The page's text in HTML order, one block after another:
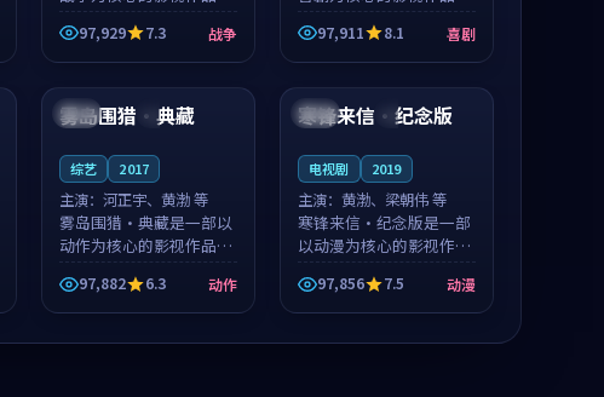
围绕危机、反转与人物成
长展开，整体节奏紧凑，
值得推荐观看。
97,929 7.3 战争
围绕危机、反转与人物成
长展开，整体节奏紧凑，
值得推荐观看。
97,911 8.1 喜剧
韩国 4K
97:17
雾岛围猎·典藏
综艺 2017
主演： 河正宇、黄渤 等
雾岛围猎·典藏是一部以
动作为核心的影视作品，
围绕危机、反转与人物成
长展开，整体节奏紧凑，
值得推荐观看。
97,882 6.3 动作
法国 4K
99:54
寒锋来信·纪念版
电视剧 2019
主演： 黄渤、梁朝伟 等
寒锋来信·纪念版是一部
以动漫为核心的影视作
品，围绕危机、反转与人
物成长展开，整体节奏紧
凑，值得推荐观看。
97,856 7.5 动漫